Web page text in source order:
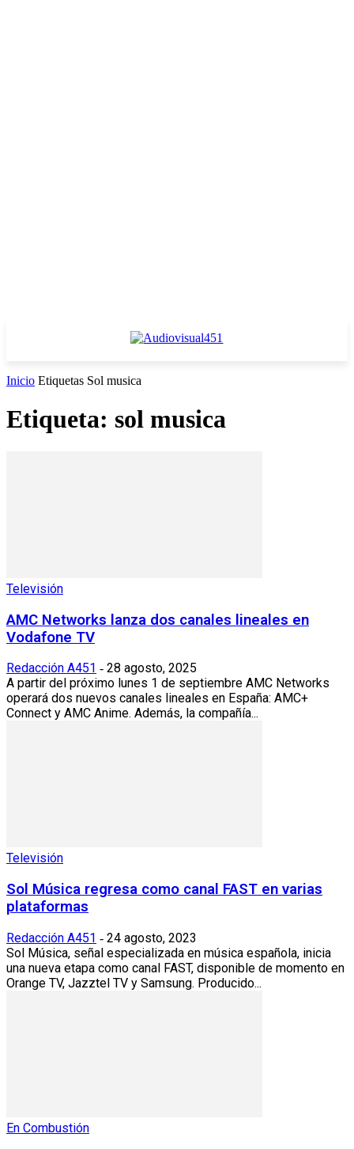
Inicio Etiquetas Sol musica
Etiqueta: sol musica
Televisión
AMC Networks lanza dos canales lineales en
Vodafone TV
Redacción A451 - 28 agosto, 2025
A partir del próximo lunes 1 de septiembre AMC Networks
operará dos nuevos canales lineales en España: AMC+
Connect y AMC Anime. Además, la compañía...
Televisión
Sol Música regresa como canal FAST en varias
plataformas
Redacción A451 - 24 agosto, 2023
Sol Música, señal especializada en música española, inicia
una nueva etapa como canal FAST, disponible de momento en
Orange TV, Jazztel TV y Samsung. Producido...
En Combustión